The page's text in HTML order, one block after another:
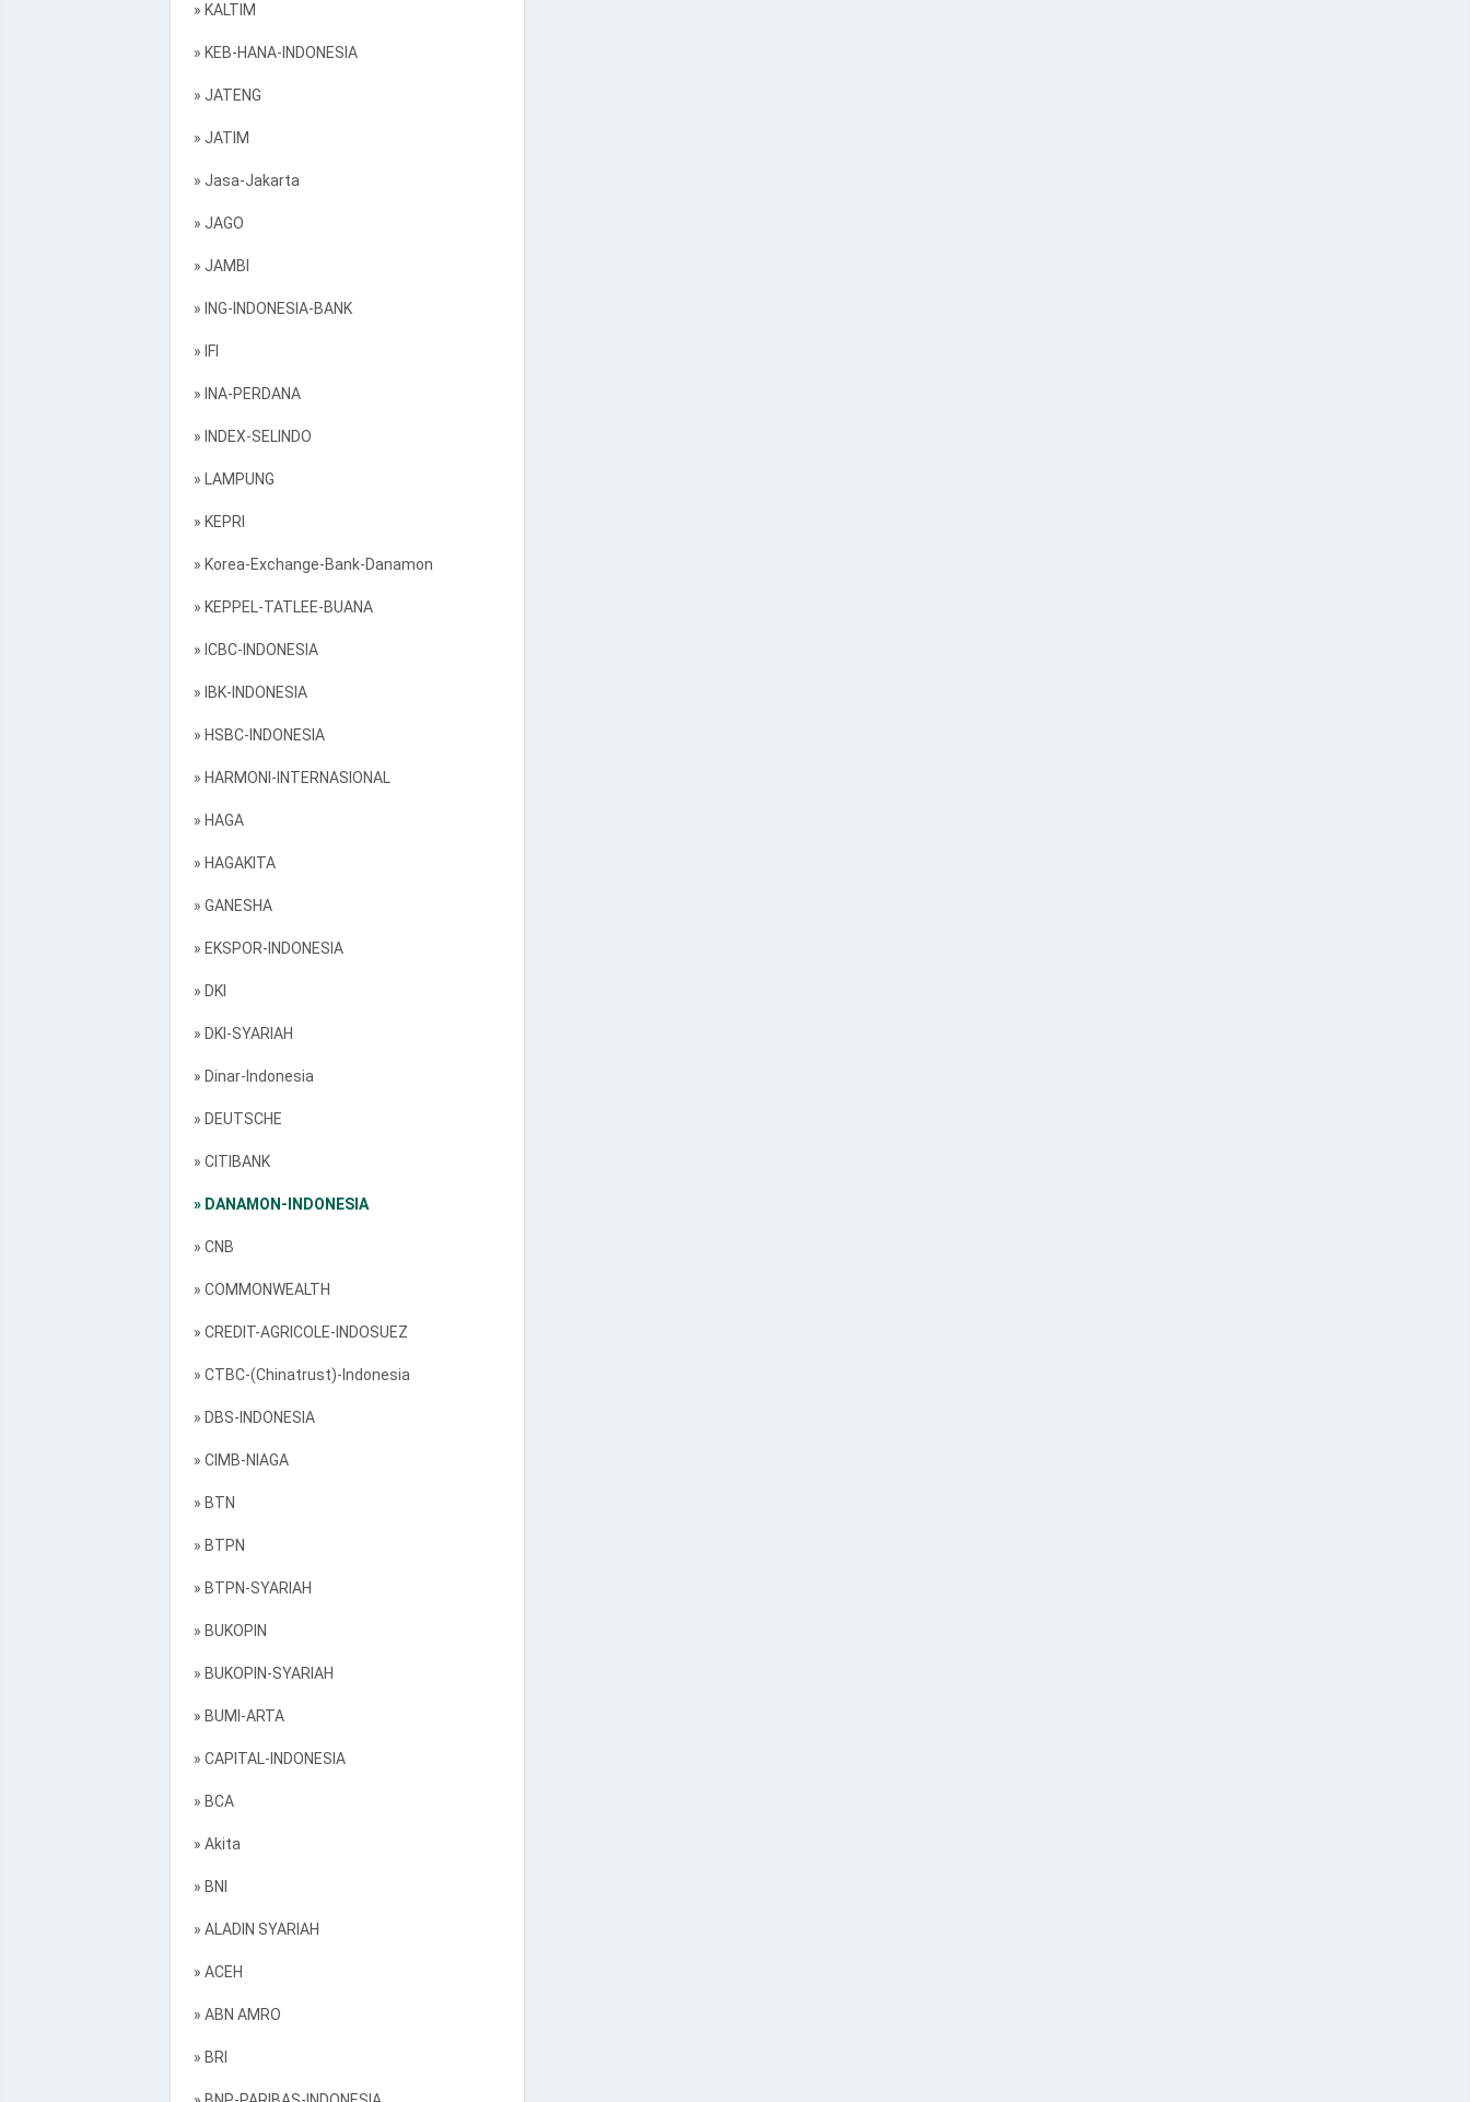
» KALTIM
» KEB-HANA-INDONESIA
» JATENG
» JATIM
» Jasa-Jakarta
» JAGO
» JAMBI
» ING-INDONESIA-BANK
» IFI
» INA-PERDANA
» INDEX-SELINDO
» LAMPUNG
» KEPRI
» Korea-Exchange-Bank-Danamon
» KEPPEL-TATLEE-BUANA
» ICBC-INDONESIA
» IBK-INDONESIA
» HSBC-INDONESIA
» HARMONI-INTERNASIONAL
» HAGA
» HAGAKITA
» GANESHA
» EKSPOR-INDONESIA
» DKI
» DKI-SYARIAH
» Dinar-Indonesia
» DEUTSCHE
» CITIBANK
» DANAMON-INDONESIA
» CNB
» COMMONWEALTH
» CREDIT-AGRICOLE-INDOSUEZ
» CTBC-(Chinatrust)-Indonesia
» DBS-INDONESIA
» CIMB-NIAGA
» BTN
» BTPN
» BTPN-SYARIAH
» BUKOPIN
» BUKOPIN-SYARIAH
» BUMI-ARTA
» CAPITAL-INDONESIA
» BCA
» Akita
» BNI
» ALADIN SYARIAH
» ACEH
» ABN AMRO
» BRI